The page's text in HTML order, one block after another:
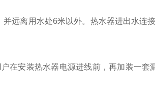
远离用水处6米以外。热水器进出水连
在安装热水器电源进线前，再加装一套